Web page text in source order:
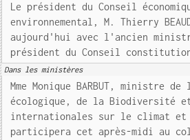
Le président du Conseil
environnemental, M. Thierry
aujourd'hui avec l'ancien ministre
président du Conseil
Dans les ministères
Mme Monique BARBUT, ministre
écologique, de la Biodiversité
internationales sur le climat et
participera cet après-midi au